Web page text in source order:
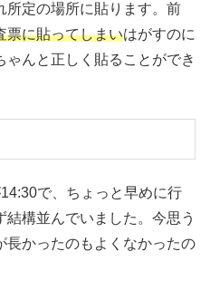
定の場所に貼ります。前
票に貼ってしまいはがすのに
んと正しく貼ることができ
で、ちょっと早めに行
構並んでいました。今思う
長かったのもよくなかったの